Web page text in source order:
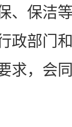
、保洁
政部门
求，会